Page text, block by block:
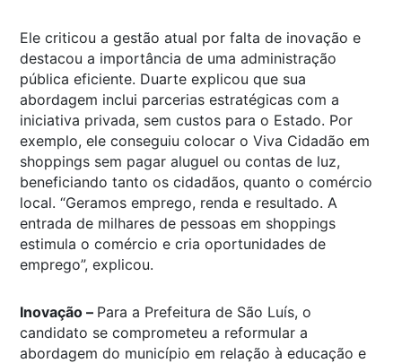
Ele criticou a gestão atual por falta de inovação e
destacou a importância de uma administração
pública eficiente. Duarte explicou que sua
abordagem inclui parcerias estratégicas com a
iniciativa privada, sem custos para o Estado. Por
exemplo, ele conseguiu colocar o Viva Cidadão em
shoppings sem pagar aluguel ou contas de luz,
beneficiando tanto os cidadãos, quanto o comércio
local. “Geramos emprego, renda e resultado. A
entrada de milhares de pessoas em shoppings
estimula o comércio e cria oportunidades de
emprego”, explicou.
Inovação – Para a Prefeitura de São Luís, o
candidato se comprometeu a reformular a
abordagem do município em relação à educação e